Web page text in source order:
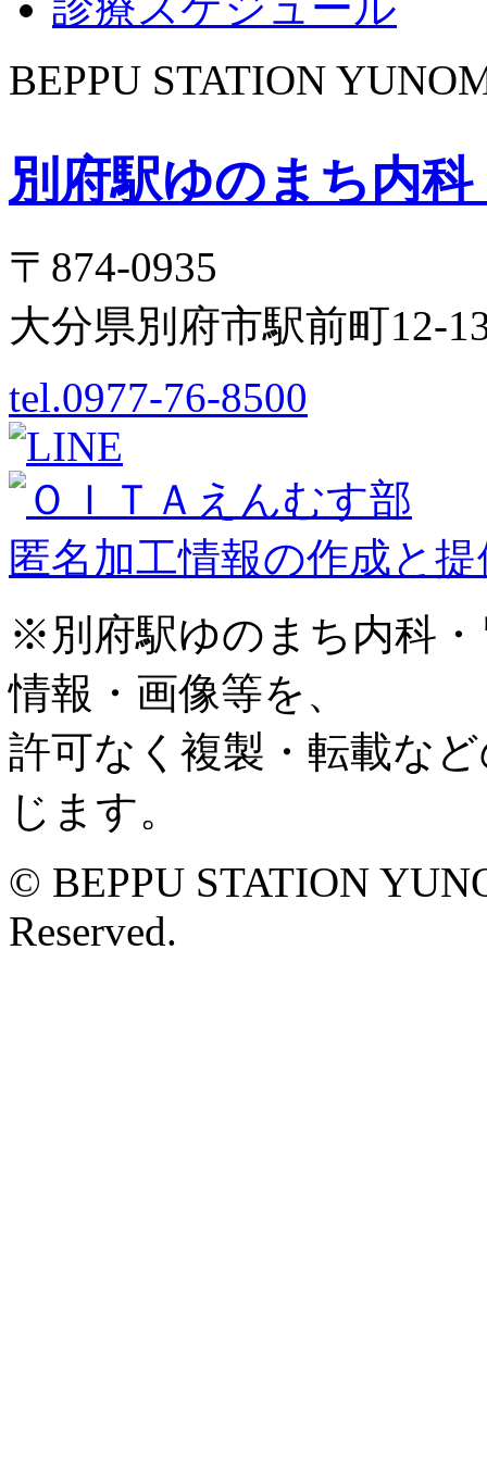
BEPPU STATION
別府駅ゆのまち内
〒874-0935
大分県別府市駅前町12-
tel.0977-76-8500
匿名加工情報の作成と
※別府駅ゆのまち内科
情報・画像等を、
許可なく複製・転載な
じます。
© BEPPU STATION
Reserved.